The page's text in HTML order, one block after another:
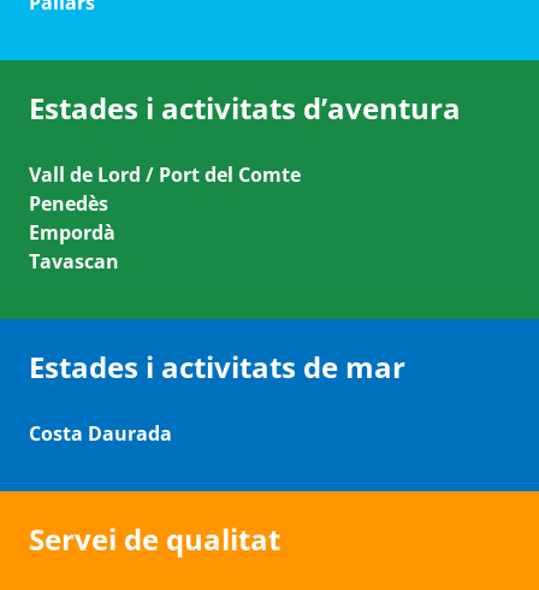
Estades i activitats d’aventura
Vall de Lord / Port del Comte
Penedès
Empordà
Tavascan
Estades i activitats de mar
Costa Daurada
Servei de qualitat